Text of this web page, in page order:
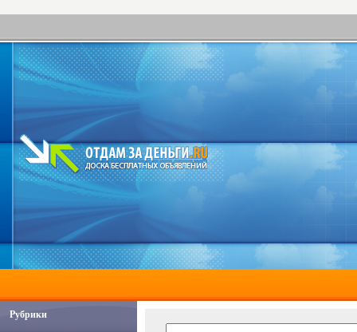
Рубрики